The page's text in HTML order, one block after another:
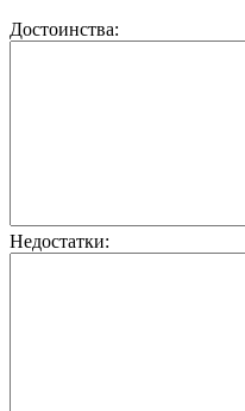
Достоинства:
Недостатки: